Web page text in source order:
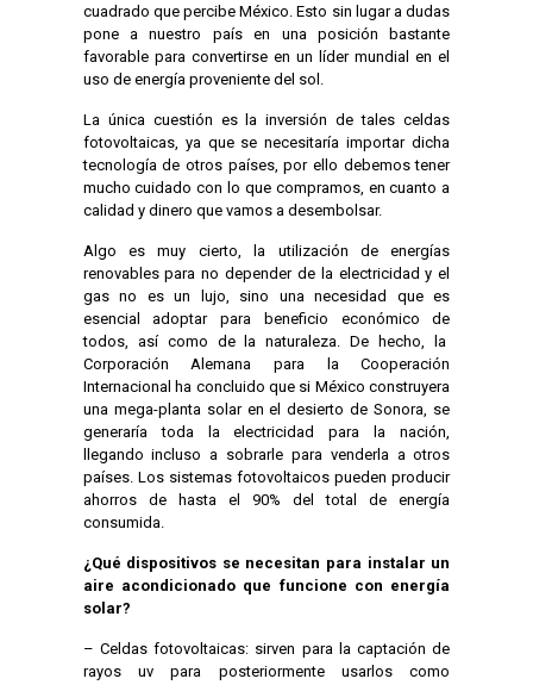
cuadrado que percibe México. Esto sin lugar a dudas
pone a nuestro país en una posición bastante
favorable para convertirse en un líder mundial en el
uso de energía proveniente del sol.
La única cuestión es la inversión de tales celdas
fotovoltaicas, ya que se necesitaría importar dicha
tecnología de otros países, por ello debemos tener
mucho cuidado con lo que compramos, en cuanto a
calidad y dinero que vamos a desembolsar.
Algo es muy cierto, la utilización de energías
renovables para no depender de la electricidad y el
gas no es un lujo, sino una necesidad que es
esencial adoptar para beneficio económico de
todos, así como de la naturaleza. De hecho, la
Corporación Alemana para la Cooperación
Internacional ha concluido que si México construyera
una mega-planta solar en el desierto de Sonora, se
generaría toda la electricidad para la nación,
llegando incluso a sobrarle para venderla a otros
países. Los sistemas fotovoltaicos pueden producir
ahorros de hasta el 90% del total de energía
consumida.
¿Qué dispositivos se necesitan para instalar un
aire acondicionado que funcione con energía
solar?
– Celdas fotovoltaicas: sirven para la captación de
rayos uv para posteriormente usarlos como